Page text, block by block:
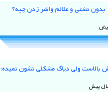
علت کم شدن آب ۲۰۶ بدون نشتی و علائم واشر زدن چیه؟
بالاست ولی دیاگ مشکلی نشون نمیده؛